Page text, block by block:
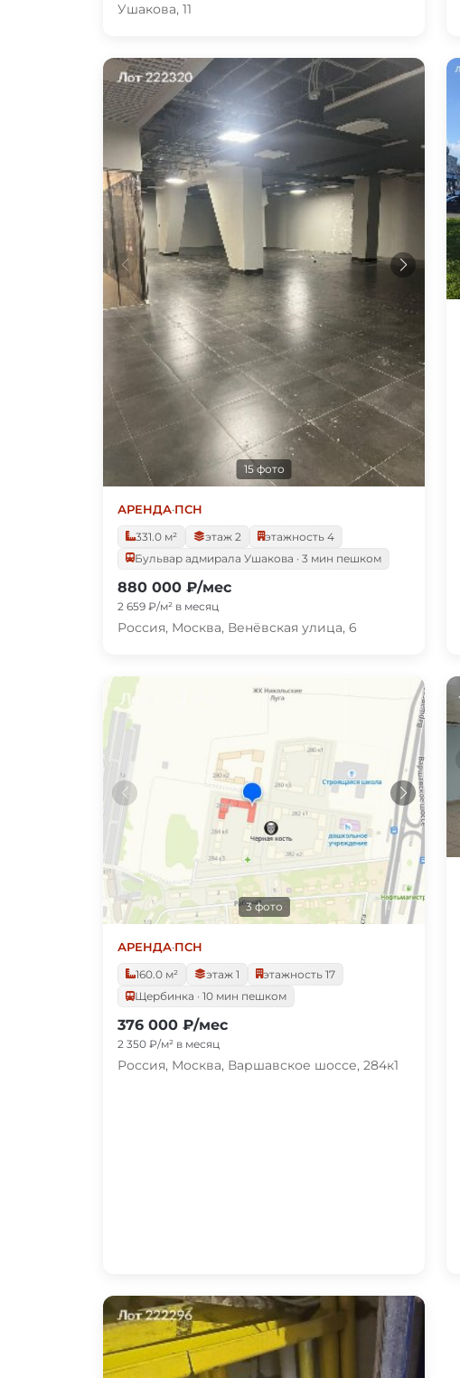
Ушакова, 11
15 фото
АРЕНДА·ПСН
331.0 м²
этаж 2
этажность 4
Бульвар адмирала Ушакова · 3 мин пешком
880 000 ₽/мес
2 659 ₽/м² в месяц
Россия, Москва, Венёвская улица, 6
3 фото
АРЕНДА·ПСН
160.0 м²
этаж 1
этажность 17
Щербинка · 10 мин пешком
376 000 ₽/мес
2 350 ₽/м² в месяц
Россия, Москва, Варшавское шоссе, 284к1